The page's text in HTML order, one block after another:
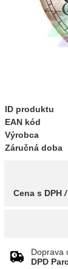
ID produktu
EAN kód
Výrobca
Záručná doba
Cena s DPH
Doprava
DPD